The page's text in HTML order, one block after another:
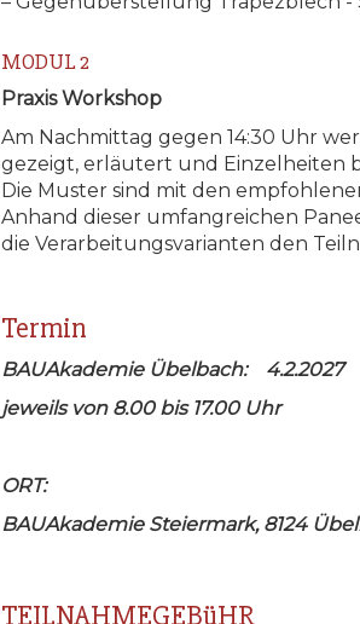
MODUL 2
Praxis Workshop
Am Nachmittag gegen 14:30 Uhr
gezeigt, erläutert und Einzelheiten
Die Muster sind mit den
Anhand dieser umfangreichen
die Verarbeitungsvarianten den
Termin
BAUAkademie Übelbach: 4.2.2027
jeweils von 8.00 bis 17.00 Uhr
ORT:
BAUAkademie Steiermark, 8124
TEILNAHMEGEBüHR